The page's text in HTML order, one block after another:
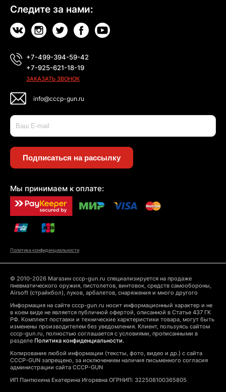
Следите за нами:
+7-499-394-59-42
+7-925-621-18-19
ЗАКАЗАТЬ ЗВОНОК
info@cccp-gun.ru
Подписаться на рассылку
Мы принимаем к оплате:
Политика конфиденциальности
© 2010-2026 Магазин cccp-gun.ru специализируется на продаже
пневматического оружия, пистолетов, винтовок, средств самообороны,
Airsoft (страйкбол), луков, арбалетов, снаряжения и много другого
Информация на сайте cccp-gun.ru носит информационный характер и не
в коем виде не является публичной офертой, описанной в Статье 437 ГК
РФ. Комплект поставки и технические харктеристики товара, могут быть
изменены производителем без уведомления. Клиент, пользуясь сайтом
cccp-gun.ru, полностью соглашается с условиями, прописанными в
разделе Политика конфиденциальности.
Копирование любой информации (тексты, фото, видео и др.) с сайта
CCCP-GUN запрещено, за исключением наличия письменного согласия
администрации сайта CCCP-GUN
ИП Пантюхина Екатерина Игоревна ОГРНИП: 322508100365805